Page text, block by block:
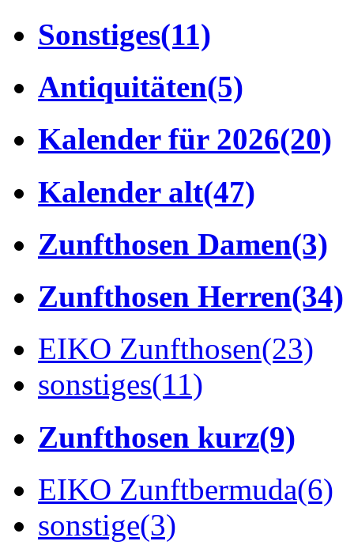
Sonstiges(11)
Antiquitäten(5)
Kalender für 2026(20)
Kalender alt(47)
Zunfthosen Damen(3)
Zunfthosen Herren(34)
EIKO Zunfthosen(23)
sonstiges(11)
Zunfthosen kurz(9)
EIKO Zunftbermuda(6)
sonstige(3)